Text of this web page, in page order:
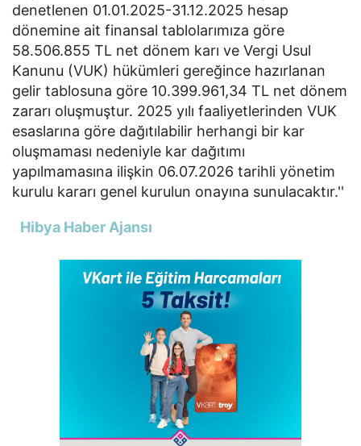
denetlenen 01.01.2025-31.12.2025 hesap
dönemine ait finansal tablolarımıza göre
58.506.855 TL net dönem karı ve Vergi Usul
Kanunu (VUK) hükümleri gereğince hazırlanan
gelir tablosuna göre 10.399.961,34 TL net dönem
zararı oluşmuştur. 2025 yılı faaliyetlerinden VUK
esaslarına göre dağıtılabilir herhangi bir kar
oluşmaması nedeniyle kar dağıtımı
yapılmamasına ilişkin 06.07.2026 tarihli yönetim
kurulu kararı genel kurulun onayına sunulacaktır.''
Hibya Haber Ajansı